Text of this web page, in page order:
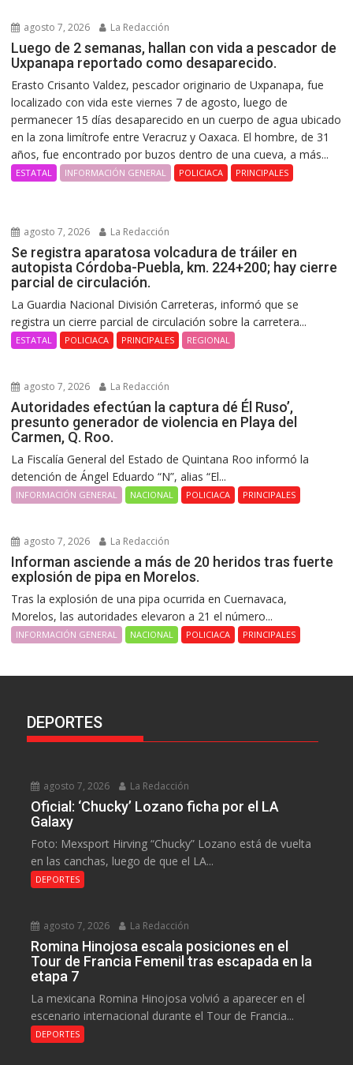
agosto 7, 2026 La Redacción
Luego de 2 semanas, hallan con vida a pescador de
Uxpanapa reportado como desaparecido.
Erasto Crisanto Valdez, pescador originario de Uxpanapa, fue
localizado con vida este viernes 7 de agosto, luego de
permanecer 15 días desaparecido en un cuerpo de agua ubicado
en la zona limítrofe entre Veracruz y Oaxaca. El hombre, de 31
años, fue encontrado por buzos dentro de una cueva, a más...
ESTATAL INFORMACIÓN GENERAL POLICIACA PRINCIPALES
agosto 7, 2026 La Redacción
Se registra aparatosa volcadura de tráiler en
autopista Córdoba-Puebla, km. 224+200; hay cierre
parcial de circulación.
La Guardia Nacional División Carreteras, informó que se
registra un cierre parcial de circulación sobre la carretera...
ESTATAL POLICIACA PRINCIPALES REGIONAL
agosto 7, 2026 La Redacción
Autoridades efectúan la captura dé Él Ruso’,
presunto generador de violencia en Playa del
Carmen, Q. Roo.
La Fiscalía General del Estado de Quintana Roo informó la
detención de Ángel Eduardo “N”, alias “El...
INFORMACIÓN GENERAL NACIONAL POLICIACA PRINCIPALES
agosto 7, 2026 La Redacción
Informan asciende a más de 20 heridos tras fuerte
explosión de pipa en Morelos.
Tras la explosión de una pipa ocurrida en Cuernavaca,
Morelos, las autoridades elevaron a 21 el número...
INFORMACIÓN GENERAL NACIONAL POLICIACA PRINCIPALES
DEPORTES
agosto 7, 2026 La Redacción
Oficial: ‘Chucky’ Lozano ficha por el LA
Galaxy
Foto: Mexsport Hirving “Chucky” Lozano está de vuelta
en las canchas, luego de que el LA...
DEPORTES
agosto 7, 2026 La Redacción
Romina Hinojosa escala posiciones en el
Tour de Francia Femenil tras escapada en la
etapa 7
La mexicana Romina Hinojosa volvió a aparecer en el
escenario internacional durante el Tour de Francia...
DEPORTES